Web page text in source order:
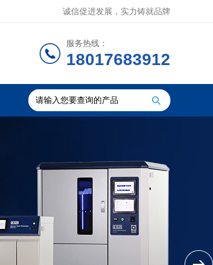
诚信促进发展，实力铸就品牌
服务热线：
18017683912